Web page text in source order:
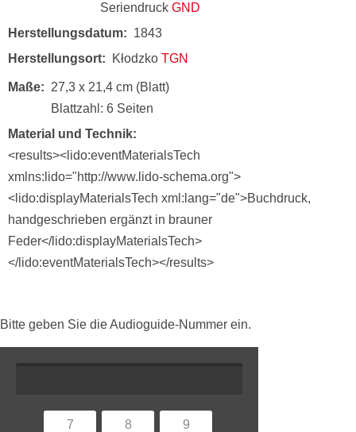
Seriendruck GND
Herstellungsdatum
1843
Herstellungsort
Kłodzko TGN
Maße
27,3 x 21,4 cm (Blatt)
Blattzahl: 6 Seiten
Material und Technik
<results><lido:eventMaterialsTech
xmlns:lido="http://www.lido-schema.org">
<lido:displayMaterialsTech xml:lang="de">Buchdruck,
handgeschrieben ergänzt in brauner
Feder</lido:displayMaterialsTech>
</lido:eventMaterialsTech></results>
Bitte geben Sie die Audioguide-Nummer ein.
7 8 9